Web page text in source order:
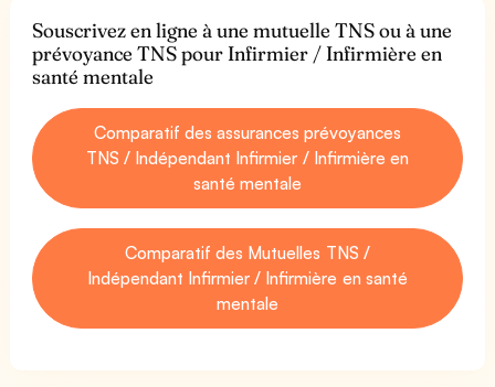
Souscrivez en ligne à une mutuelle TNS ou à une
prévoyance TNS pour Infirmier / Infirmière en
santé mentale
Comparatif des assurances prévoyances
TNS / Indépendant Infirmier / Infirmière en
santé mentale
Comparatif des Mutuelles TNS /
Indépendant Infirmier / Infirmière en santé
mentale